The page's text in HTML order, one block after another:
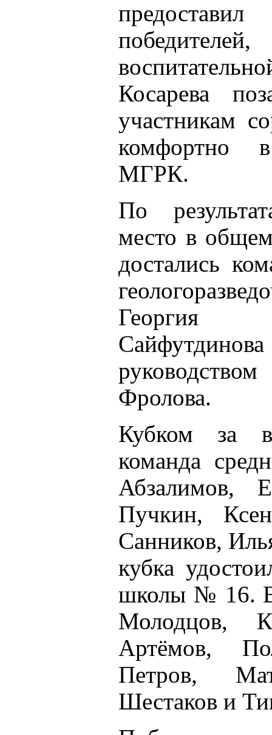
Косарева
участникам
комфортно
МГРК.
По
место в
достались
Георгия
Фролова.
Кубком за
команда
Абзалимов,
Пучкин,
Санников,
кубка
школы № 16. В
Молодцов,
Артёмов,
Петров,
Шестаков и